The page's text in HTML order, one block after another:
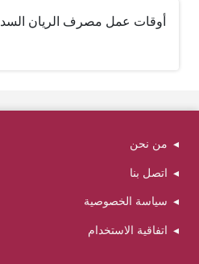
أوقات عمل مصرف الريان السد
من نحن
اتصل بنا
سياسة الخصوصية
اتفاقية الاستخدام